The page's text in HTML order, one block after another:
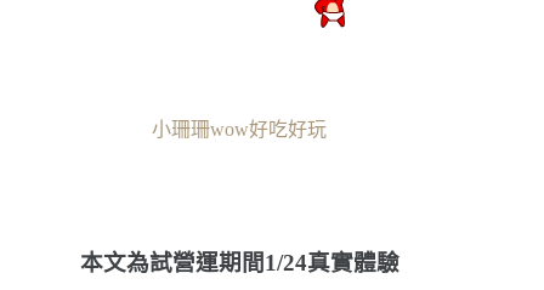
小珊珊wow好吃好玩
本文為試營運期間1/24真實體驗